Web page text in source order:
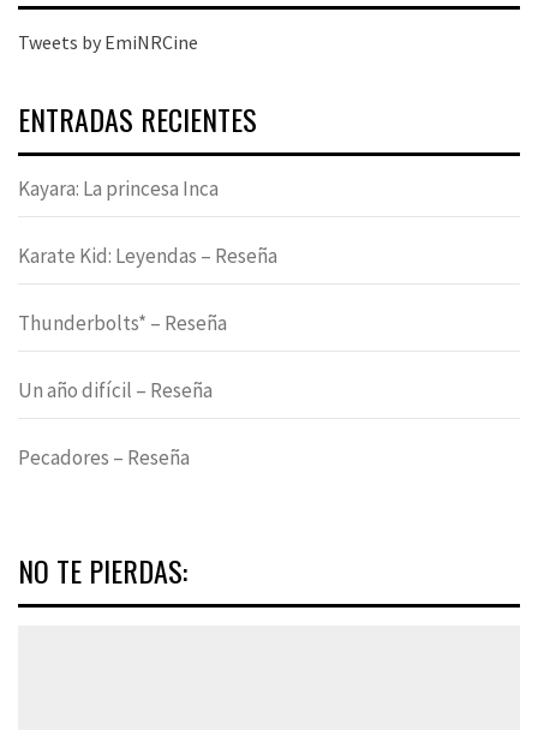
Tweets by EmiNRCine
ENTRADAS RECIENTES
Kayara: La princesa Inca
Karate Kid: Leyendas – Reseña
Thunderbolts* – Reseña
Un año difícil – Reseña
Pecadores – Reseña
NO TE PIERDAS: